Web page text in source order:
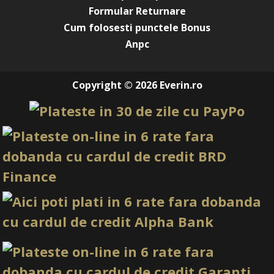
Formular Returnare
Cum folosesti punctele Bonus
Anpc
Copyright © 2026 Everin.ro